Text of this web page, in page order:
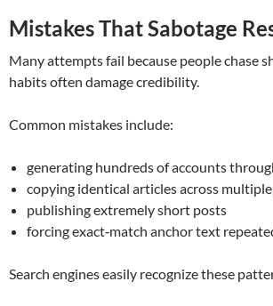
Mistakes That Sabotage
Many attempts fail because people chase
habits often damage credibility.
Common mistakes include:
generating hundreds of accounts
copying identical articles across
publishing extremely short posts
forcing exact‑match anchor text
Search engines easily recognize these